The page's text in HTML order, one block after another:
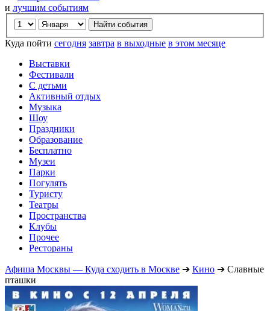
и лучшим событиям
Куда пойти сегодня завтра в выходные в этом месяце
Выставки
Фестивали
С детьми
Активный отдых
Музыка
Шоу
Праздники
Образование
Бесплатно
Музеи
Парки
Погулять
Туристу
Театры
Пространства
Клубы
Прочее
Рестораны
Афиша Москвы — Куда сходить в Москве ➔ Кино ➔ Славные
пташки